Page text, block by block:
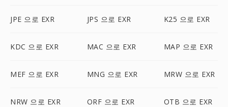
JPE 으로 EXR JPS 으로 EXR K25 으로 EXR
KDC 으로 EXR MAC 으로 EXR MAP 으로 EXR
MEF 으로 EXR MNG 으로 EXR MRW 으로 EXR
NRW 으로 EXR ORF 으로 EXR OTB 으로 EXR